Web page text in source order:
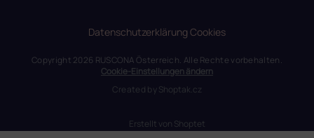
DatenschutzerklärungCookies
Erstellt von Shoptet
Copyright 2026 RUSCONA Österreich. Alle Rechte vorbehalten.
Cookie-Einstellungen ändern
Created byShoptak.cz